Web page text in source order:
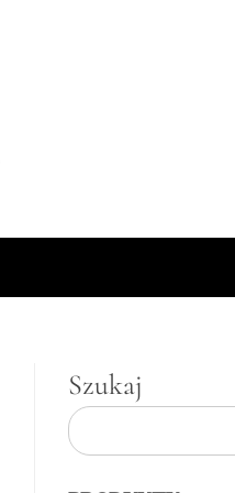
Szukaj